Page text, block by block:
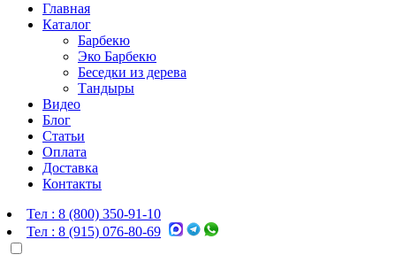
Главная
Каталог
Барбекю
Эко Барбекю
Беседки из дерева
Тандыры
Видео
Блог
Статьи
Оплата
Доставка
Контакты
Тел : 8 (800) 350-91-10
Тел : 8 (915) 076-80-69